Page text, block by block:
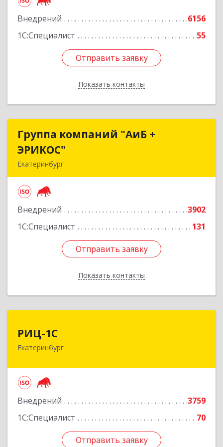
Внедрений
6156
1С:Специалист
55
Отправить заявку
Показать контакты
Отправить заявку
Назад
Группа компаний "АиБ +
ЭРИКОС"
Екатеринбург
Внедрений
3902
1С:Специалист
131
Отправить заявку
Показать контакты
Группа компаний "АиБ +
Подробнее
Отправить заявку
Назад
РИЦ-1С
Екатеринбург
Внедрений
3759
1С:Специалист
70
Отправить заявку
620102, Свердловская обл, Екатеринбург г,
Отправить заявку